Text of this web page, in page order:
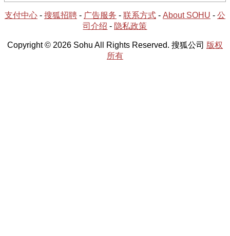
支付中心 - 搜狐招聘 - 广告服务 - 联系方式 - About SOHU - 公
司介绍 - 隐私政策
Copyright © 2026 Sohu All Rights Reserved. 搜狐公司 版权
所有